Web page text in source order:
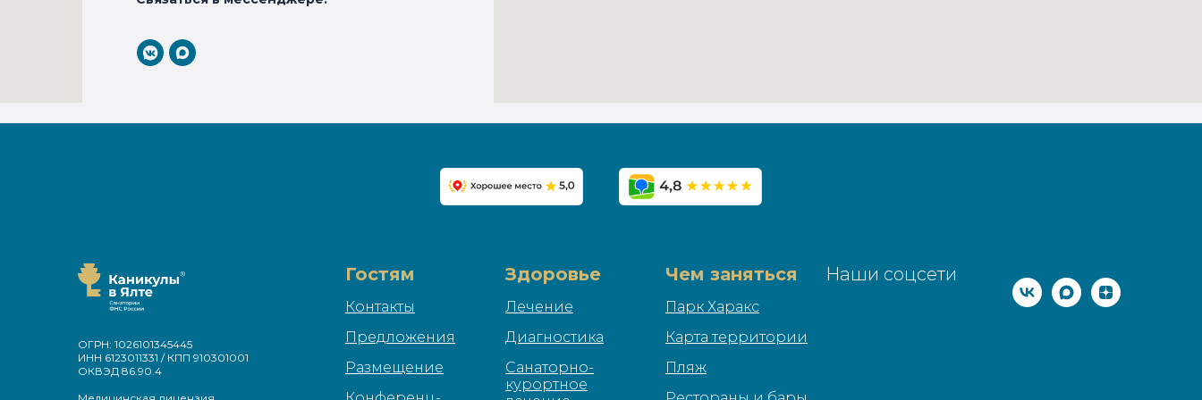
ОГРН: 1026101345445
ИНН 6123011331 / КПП 910301001
ОКВЭД 86.90.4
Гостям
Контакты
Предложения
Размещение
Здоровье
Лечение
Диагностика
Санаторно-
курортное
Чем заняться
Парк Харакс
Карта территории
Пляж
Наши соцсети